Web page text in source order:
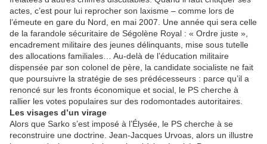
actes, c’est pour lui reprocher son laxisme – comme lors de
l’émeute en gare du Nord, en mai 2007. Une année qui sera celle
de la farandole sécuritaire de Ségolène Royal : « Ordre juste »,
encadrement militaire des jeunes délinquants, mise sous tutelle
des allocations familiales… Au-delà de l’éducation militaire
dispensée par son colonel de père, la candidate socialiste ne fait
que poursuivre la stratégie de ses prédécesseurs : parce qu’il a
renoncé sur les fronts économique et social, le PS cherche à
rallier les votes populaires sur des rodomontades autoritaires.
Les visages d’un virage
Alors que Sarko s’est imposé à l’Élysée, le PS cherche à se
reconstruire une doctrine. Jean-Jacques Urvoas, alors un illustre